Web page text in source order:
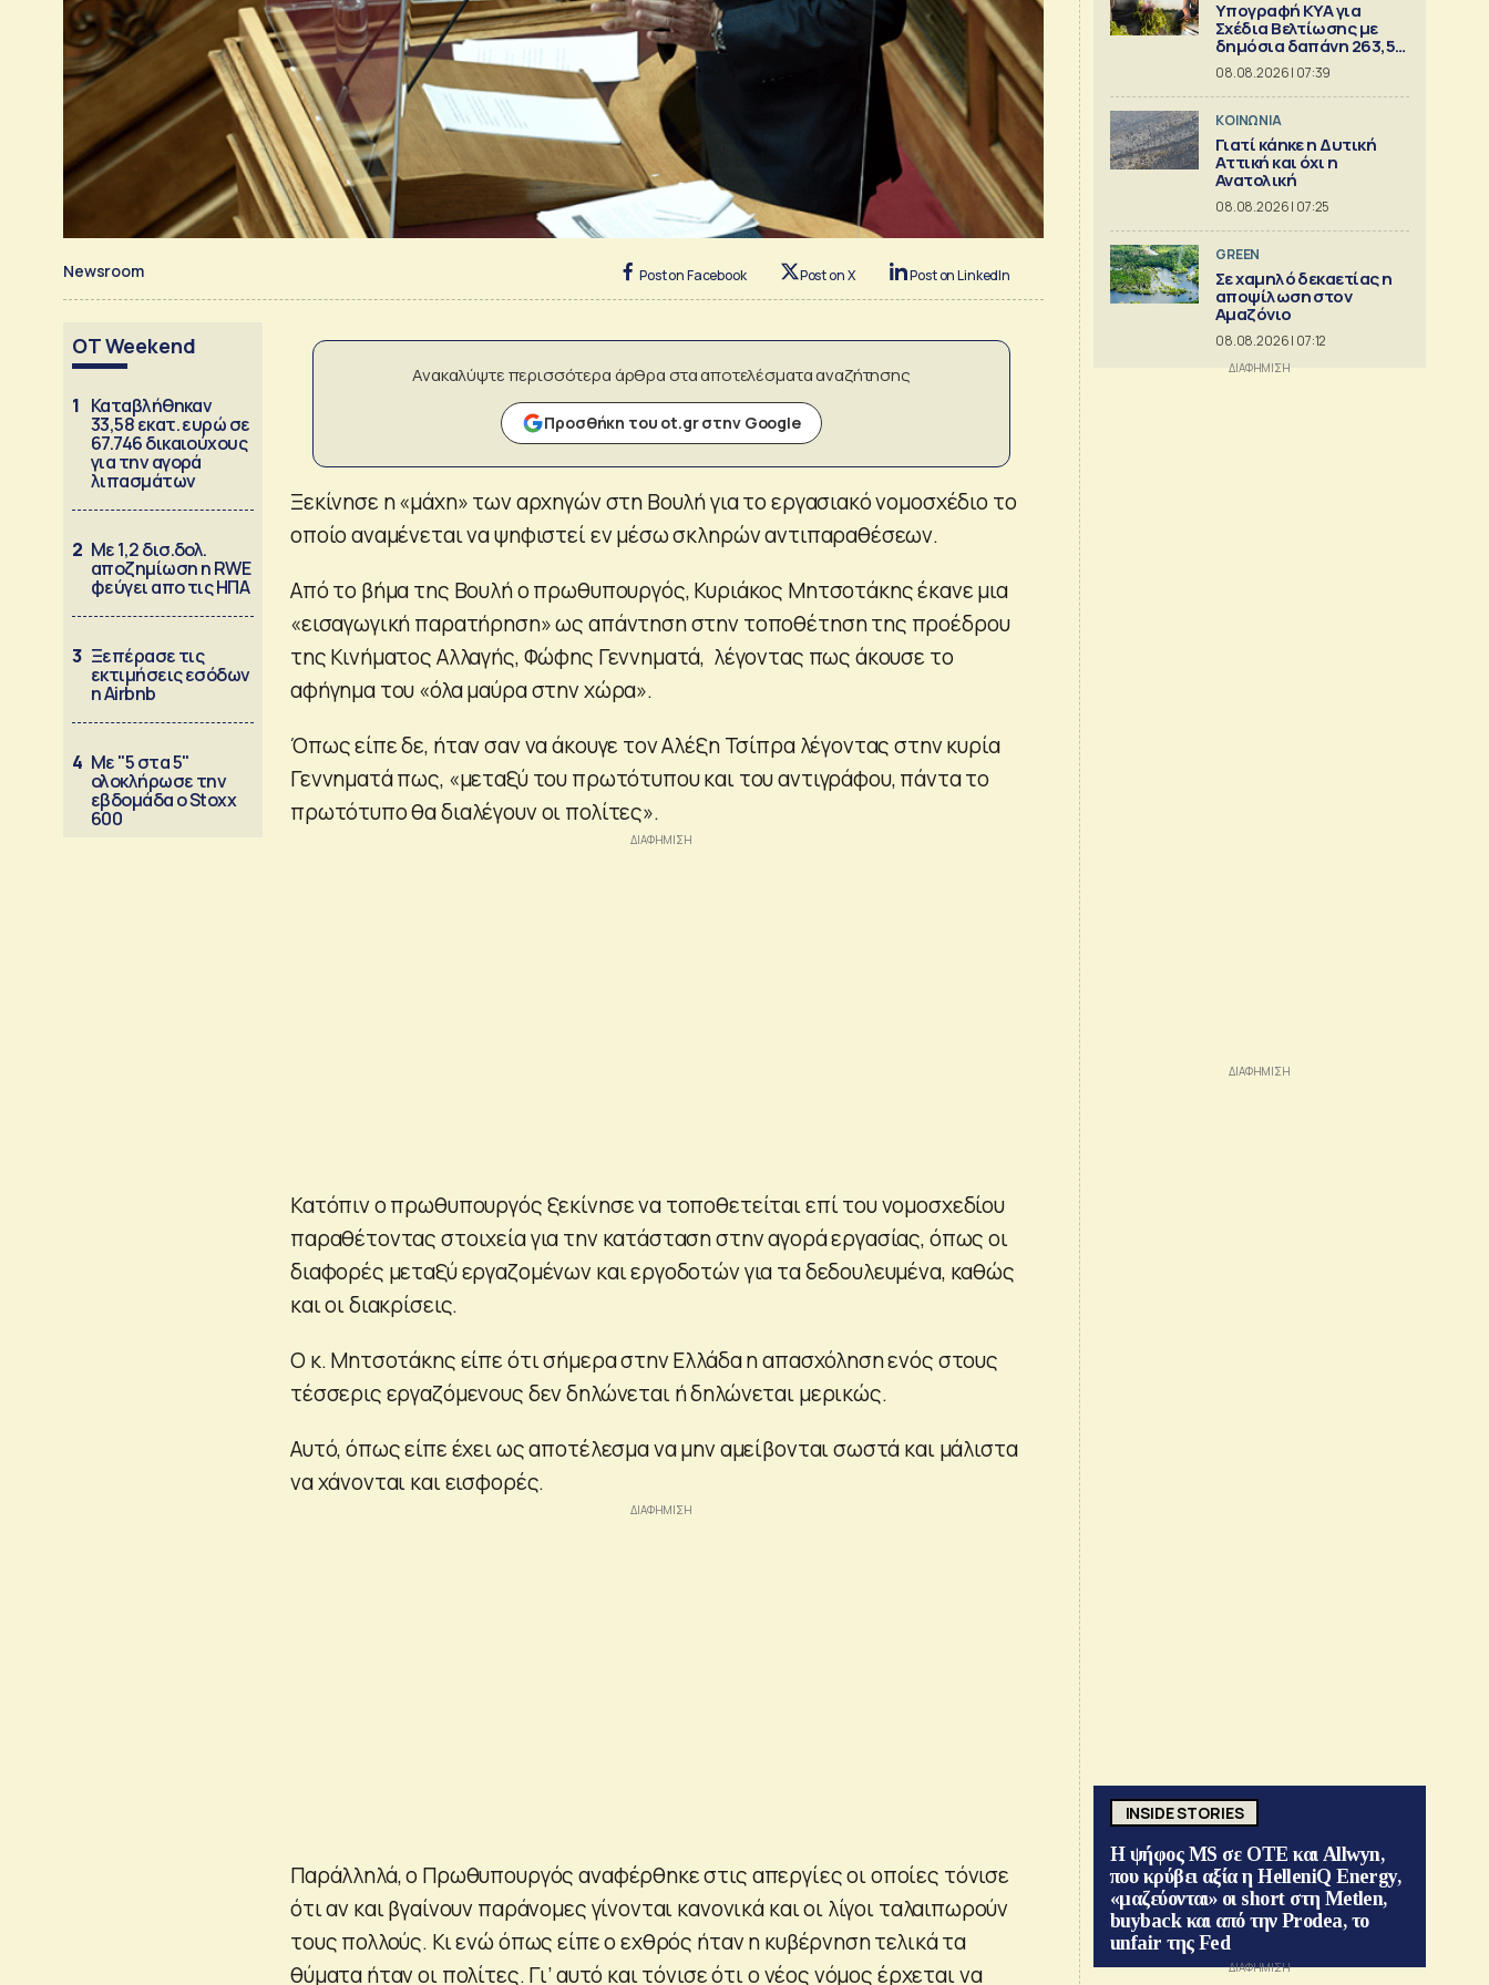
Newsroom Post on Facebook Post on X Post on LinkedIn
OT Weekend
1 Καταβλήθηκαν
33,58 εκατ. ευρώ σε
67.746 δικαιούχους
για την αγορά
λιπασμάτων
2 Με 1,2 δισ.δολ.
αποζημίωση η RWE
φεύγει απο τις ΗΠΑ
3 Ξεπέρασε τις
εκτιμήσεις εσόδων
η Airbnb
4 Με "5 στα 5"
ολοκλήρωσε την
εβδομάδα ο Stoxx
600
Ανακαλύψτε περισσότερα άρθρα στα αποτελέσματα αναζήτησης
Προσθήκη του ot.gr στην Google
Ξεκίνησε η «μάχη» των αρχηγών στη Βουλή για το εργασιακό νομοσχέδιο το
οποίο αναμένεται να ψηφιστεί εν μέσω σκληρών αντιπαραθέσεων.
Από το βήμα της Βουλή ο πρωθυπουργός, Κυριάκος Μητσοτάκης έκανε μια
«εισαγωγική παρατήρηση» ως απάντηση στην τοποθέτηση της προέδρου
της Κινήματος Αλλαγής, Φώφης Γεννηματά, λέγοντας πως άκουσε το
αφήγημα του «όλα μαύρα στην χώρα».
Όπως είπε δε, ήταν σαν να άκουγε τον Αλέξη Τσίπρα λέγοντας στην κυρία
Γεννηματά πως, «μεταξύ του πρωτότυπου και του αντιγράφου, πάντα το
πρωτότυπο θα διαλέγουν οι πολίτες».
Κατόπιν ο πρωθυπουργός ξεκίνησε να τοποθετείται επί του νομοσχεδίου
παραθέτοντας στοιχεία για την κατάσταση στην αγορά εργασίας, όπως οι
διαφορές μεταξύ εργαζομένων και εργοδοτών για τα δεδουλευμένα, καθώς
και οι διακρίσεις.
Ο κ. Μητσοτάκης είπε ότι σήμερα στην Ελλάδα η απασχόληση ενός στους
τέσσερις εργαζόμενους δεν δηλώνεται ή δηλώνεται μερικώς.
Αυτό, όπως είπε έχει ως αποτέλεσμα να μην αμείβονται σωστά και μάλιστα
να χάνονται και εισφορές.
Παράλληλά, ο Πρωθυπουργός αναφέρθηκε στις απεργίες οι οποίες τόνισε
ότι αν και βγαίνουν παράνομες γίνονται κανονικά και οι λίγοι ταλαιπωρούν
τους πολλούς. Κι ενώ όπως είπε ο εχθρός ήταν η κυβέρνηση τελικά τα
θύματα ήταν οι πολίτες. Γι’ αυτό και τόνισε ότι ο νέος νόμος έρχεται να
Υπογραφή ΚΥΑ για
Σχέδια Βελτίωσης με
δημόσια δαπάνη 263,5
εκατ.
08.08.2026 | 07:39
ΚΟΙΝΩΝΙΑ
Γιατί κάηκε η Δυτική
Αττική και όχι η
Ανατολική
08.08.2026 | 07:25
GREEN
Σε χαμηλό δεκαετίας η
αποψίλωση στον
Αμαζόνιο
08.08.2026 | 07:12
INSIDE STORIES
Η ψήφος MS σε ΟΤΕ και Allwyn,
που κρύβει αξία η HelleniQ Energy,
«μαζεύονται» οι short στη Metlen,
buyback και από την Prodea, το
unfair της Fed